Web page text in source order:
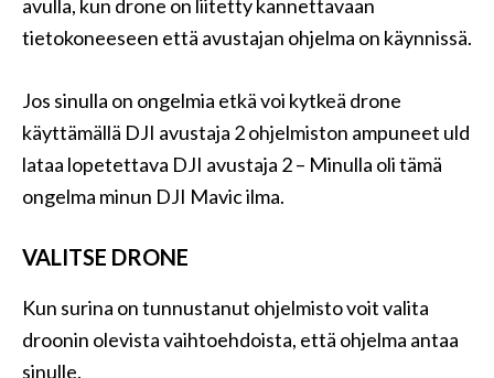
avulla, kun drone on liitetty kannettavaan
tietokoneeseen että avustajan ohjelma on käynnissä.
Jos sinulla on ongelmia etkä voi kytkeä drone
käyttämällä DJI avustaja 2 ohjelmiston ampuneet uld
lataa lopetettava DJI avustaja 2 – Minulla oli tämä
ongelma minun DJI Mavic ilma.
VALITSE DRONE
Kun surina on tunnustanut ohjelmisto voit valita
droonin olevista vaihtoehdoista, että ohjelma antaa
sinulle.